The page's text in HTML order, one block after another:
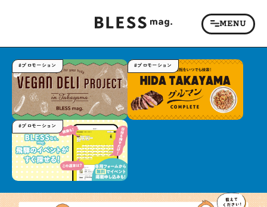
#プロモーション #プロモーション
#プロモーション